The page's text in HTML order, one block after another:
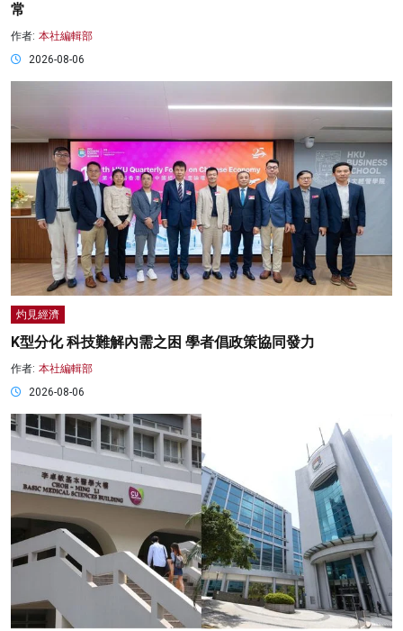
常
作者: 本社編輯部
2026-08-06
灼見經濟
K型分化 科技難解內需之困 學者倡政策協同發力
作者: 本社編輯部
2026-08-06